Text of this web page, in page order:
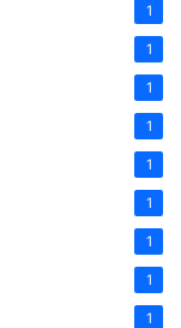
1
1
1
1
1
1
1
1
1